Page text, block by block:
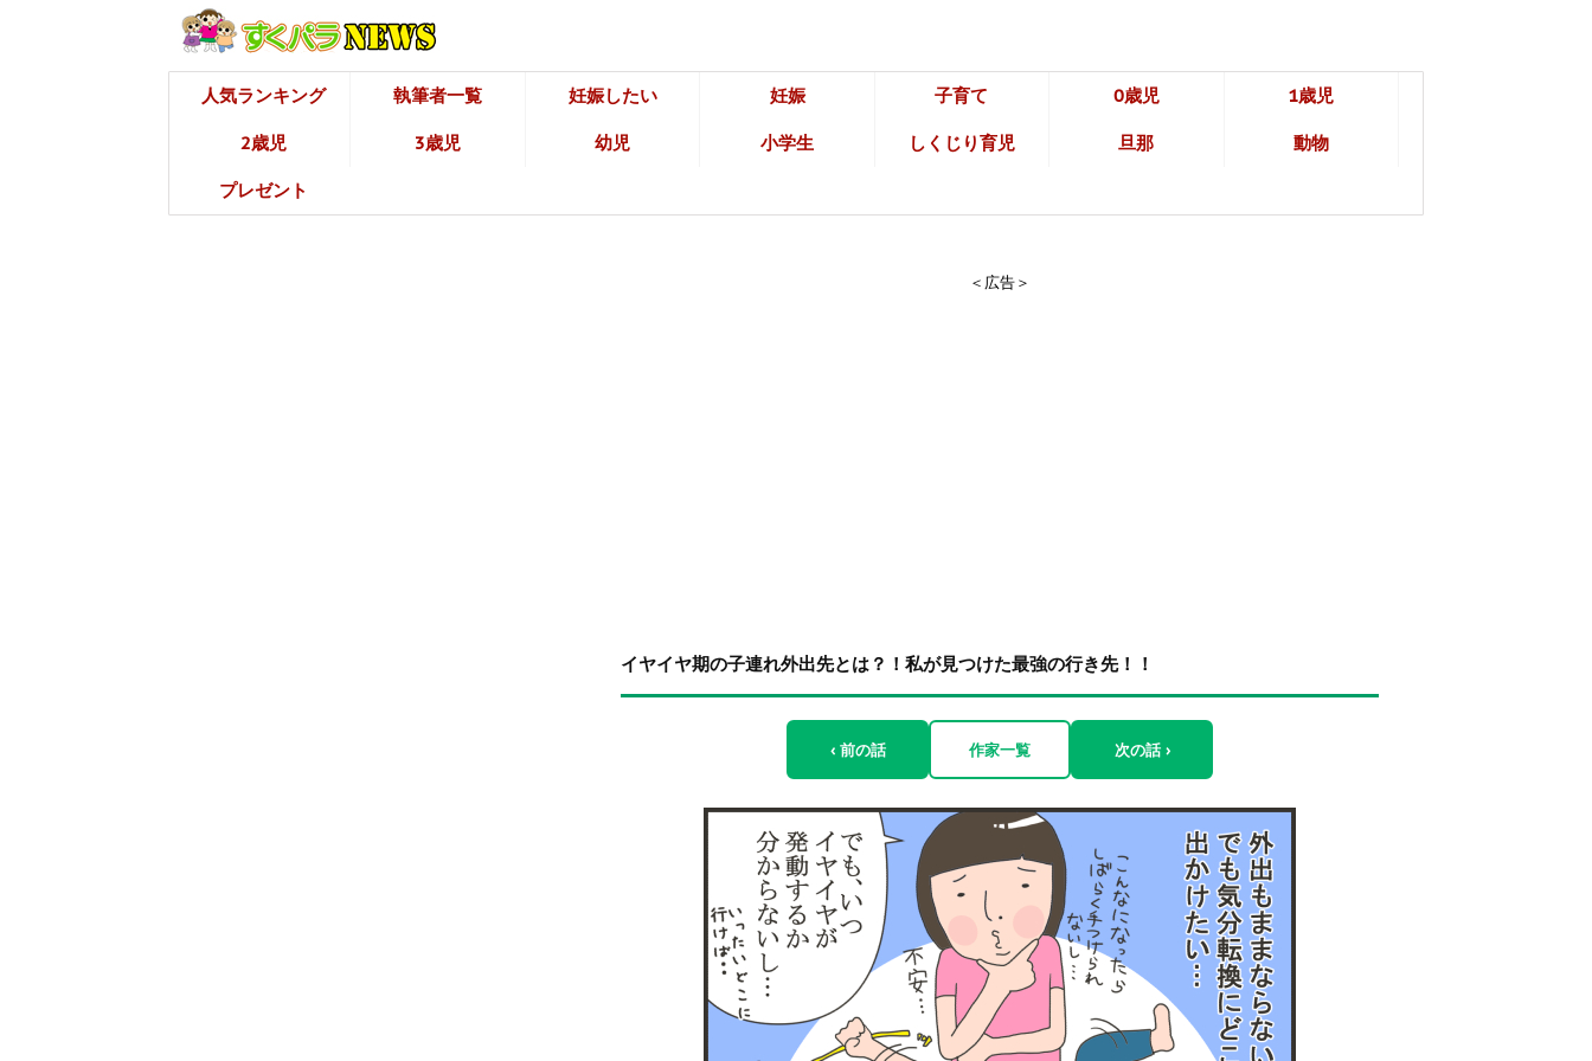
人気ランキング 執筆者一覧 妊娠したい 妊娠 子育て 0歳児 1歳児
2歳児 3歳児 幼児 小学生 しくじり育児 旦那 動物
プレゼント
＜広告＞
イヤイヤ期の子連れ外出先とは？！私が見つけた最強の行き先！！
‹ 前の話 作家一覧 次の話 ›